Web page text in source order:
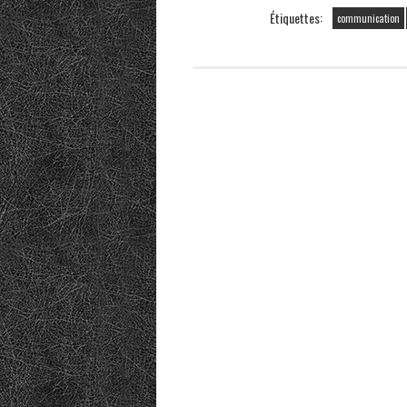
Étiquettes: communication